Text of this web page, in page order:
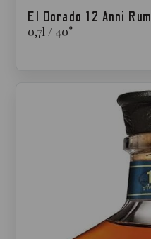
El Dorado 12 Anni Rum
0,7l / 40°